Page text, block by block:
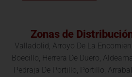
Zonas de
Valladolid, Arroyo De La
Boecillo, Herrera De Duero,
Pedraja De Portillo, Portillo,